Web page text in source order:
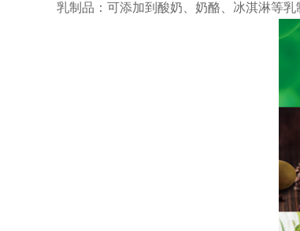
乳制品：可添加到酸奶、奶酪、冰淇淋等